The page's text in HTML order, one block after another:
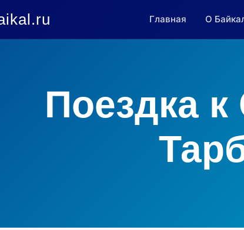
Главная О
Поездка